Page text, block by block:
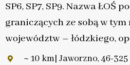
SP6, SP7, SP9. Nazwa ŁOŚ
graniczących ze sobą w
województw – łódzkiego,
~ 10 km| Jaworzno, 46-